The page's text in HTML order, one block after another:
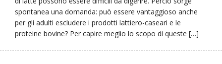
spontanea una domanda: può essere vantaggioso anche
per gli adulti escludere i prodotti lattiero-caseari e le
proteine bovine? Per capire meglio lo scopo di queste […]